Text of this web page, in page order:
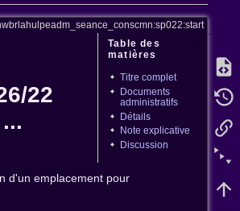
Table des
matières
Titre complet
Documents
administratifs
Détails
Note explicative
Discussion
22
d'un emplacement pour